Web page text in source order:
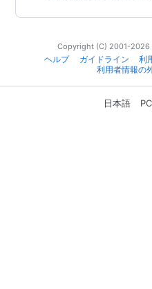
Copyright (C) 2001-2026
ヘルプ
ガイドライン 利
利用者情報の
日本語